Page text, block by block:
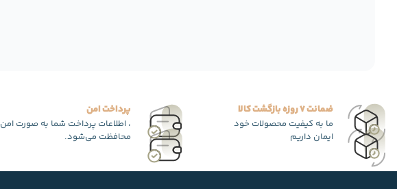
ضمانت 7 روزه بازگشت کالا
ما به کیفیت محصولات خود
ایمان داریم
پرداخت امن
، اطلاعات پرداخت شما به صورت امن
محافظت می‌شود.